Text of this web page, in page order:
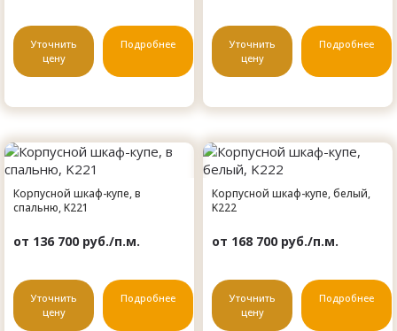
Уточнить
цену
Подробнее
Уточнить
цену
Подробнее
Корпусной шкаф-купе, в
спальню, K221
от 136 700 руб./п.м.
Уточнить
цену
Подробнее
Корпусной шкаф-купе, белый,
K222
от 168 700 руб./п.м.
Уточнить
цену
Подробнее